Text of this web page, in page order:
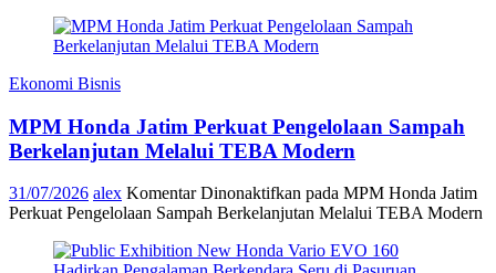
Ekonomi Bisnis
MPM Honda Jatim Perkuat Pengelolaan Sampah
Berkelanjutan Melalui TEBA Modern
31/07/2026 alex Komentar Dinonaktifkan pada MPM Honda Jatim
Perkuat Pengelolaan Sampah Berkelanjutan Melalui TEBA Modern